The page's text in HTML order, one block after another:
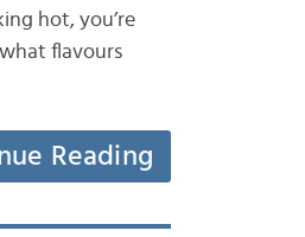
hot, you’re
flavours
Reading